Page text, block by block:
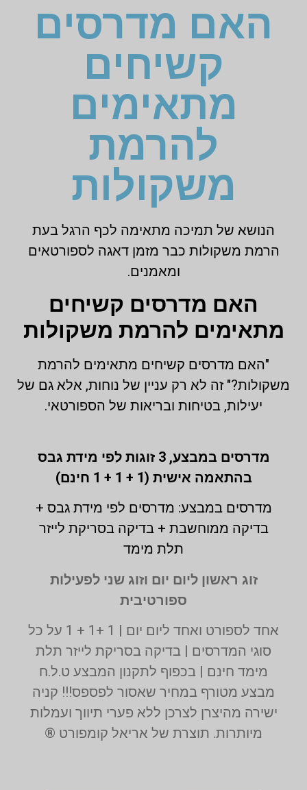
האם מדרסים
קשיחים
מתאימים
להרמת
משקולות
הנושא של תמיכה מתאימה לכף הרגל בעת
הרמת משקולות כבר מזמן דאגה לספורטאים
ומאמנים.
האם מדרסים קשיחים
מתאימים להרמת משקולות
"האם מדרסים קשיחים מתאימים להרמת
משקולות?" זה לא רק עניין של נוחות, אלא גם של
יעילות, בטיחות ובריאות של הספורטאי.
מדרסים במבצע,
3 זוגות לפי מידת גבס
בהתאמה אישית (1 + 1 + 1 חינם)
מדרסים במבצע: מדרסים לפי מידת גבס +
בדיקה ממוחשבת + בדיקה בסריקת לייזר
תלת מימד
זוג ראשון ליום יום וזוג שני לפעילות
ספורטיבית
אחד לספורט ואחד ליום יום | 1 +1 + 1 על כל
סוגי המדרסים | בדיקה בסריקת לייזר תלת
מימד חינם | בכפוף לתקנון המבצע ט.ל.ח
מבצע מטורף במחיר שאסור לפספס!!! קניה
ישירה מהיצרן לצרכן ללא פערי תיווך ועמלות
מיותרות. תוצרת של אריאל קומפורט ®